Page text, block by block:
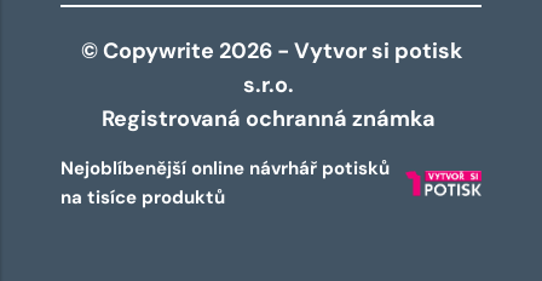
© Copywrite 2026 - Vytvor si potisk
s.r.o.
Registrovaná ochranná známka
Nejoblíbenější online návrhář potisků
na tisíce produktů